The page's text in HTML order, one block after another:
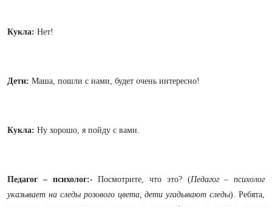
Кукла: Нет!
Дети: Маша, пошли с нами, будет очень интересно!
Кукла: Ну хорошо, я пойду с вами.
Педагог – психолог:-Посмотрите, что это? (Педагог – психолог
указывает на следы розового цвета, дети угадывают следы). Ребята,